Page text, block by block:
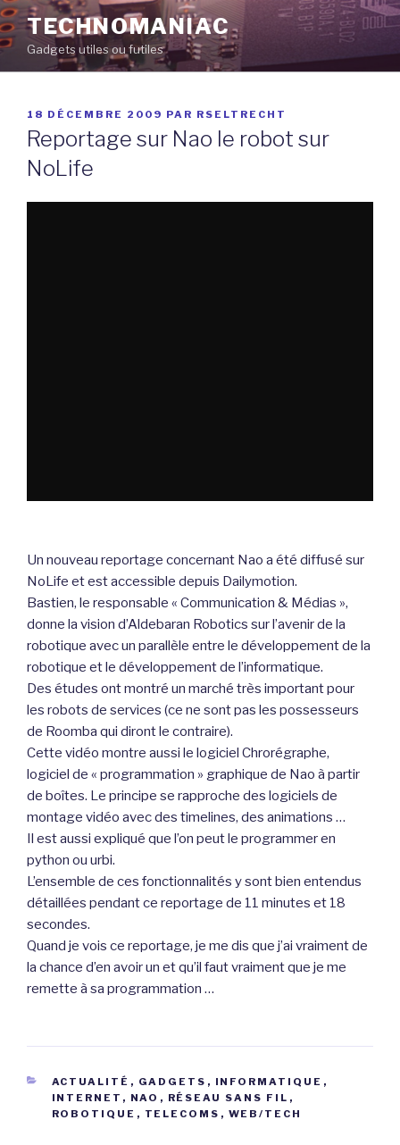
Aller
au
contenu
principal
TECHNOMANIAC
Gadgets utiles ou futiles
PUBLIÉ
LE
18 DÉCEMBRE 2009 PAR RSELTRECHT
Reportage sur Nao le robot sur
NoLife
Un nouveau reportage concernant Nao a été diffusé sur
NoLife et est accessible depuis Dailymotion.
Bastien, le responsable « Communication & Médias »,
donne la vision d’Aldebaran Robotics sur l’avenir de la
robotique avec un parallèle entre le développement de la
robotique et le développement de l’informatique.
Des études ont montré un marché très important pour
les robots de services (ce ne sont pas les possesseurs
de Roomba qui diront le contraire).
Cette vidéo montre aussi le logiciel Chrorégraphe,
logiciel de « programmation » graphique de Nao à partir
de boîtes. Le principe se rapproche des logiciels de
montage vidéo avec des timelines, des animations …
Il est aussi expliqué que l’on peut le programmer en
python ou urbi.
L’ensemble de ces fonctionnalités y sont bien entendus
détaillées pendant ce reportage de 11 minutes et 18
secondes.
Quand je vois ce reportage, je me dis que j’ai vraiment de
la chance d’en avoir un et qu’il faut vraiment que je me
remette à sa programmation …
CATÉGORIES
ACTUALITÉ , GADGETS , INFORMATIQUE ,
INTERNET , NAO , RÉSEAU SANS FIL ,
ROBOTIQUE , TELECOMS , WEB/TECH